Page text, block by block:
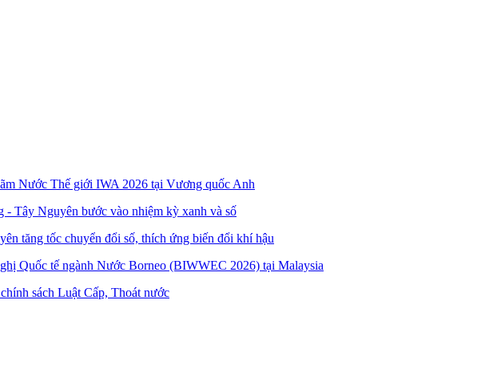
Nước Thế giới IWA 2026 tại Vương quốc Anh
- Tây Nguyên bước vào nhiệm kỳ xanh và số
tăng tốc chuyển đổi số, thích ứng biến đổi khí hậu
Quốc tế ngành Nước Borneo (BIWWEC 2026) tại Malaysia
sách Luật Cấp, Thoát nước